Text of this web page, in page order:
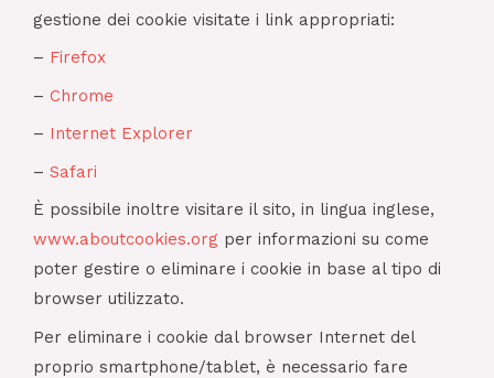
gestione dei cookie visitate i link appropriati:
– Firefox
– Chrome
– Internet Explorer
– Safari
È possibile inoltre visitare il sito, in lingua inglese,
www.aboutcookies.org per informazioni su come
poter gestire o eliminare i cookie in base al tipo di
browser utilizzato.
Per eliminare i cookie dal browser Internet del
proprio smartphone/tablet, è necessario fare